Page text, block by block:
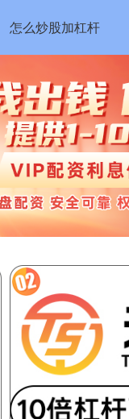
怎么炒股加杠杆